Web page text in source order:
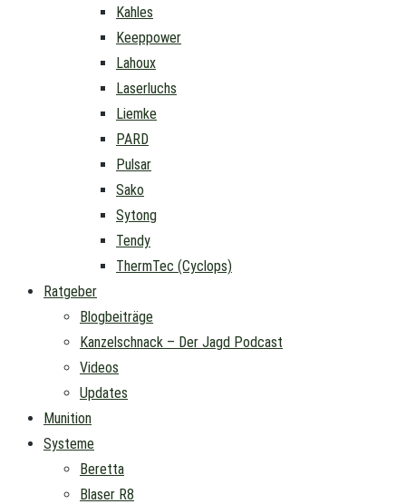
Kahles
Keeppower
Lahoux
Laserluchs
Liemke
PARD
Pulsar
Sako
Sytong
Tendy
ThermTec (Cyclops)
Ratgeber
Blogbeiträge
Kanzelschnack – Der Jagd Podcast
Videos
Updates
Munition
Systeme
Beretta
Blaser R8